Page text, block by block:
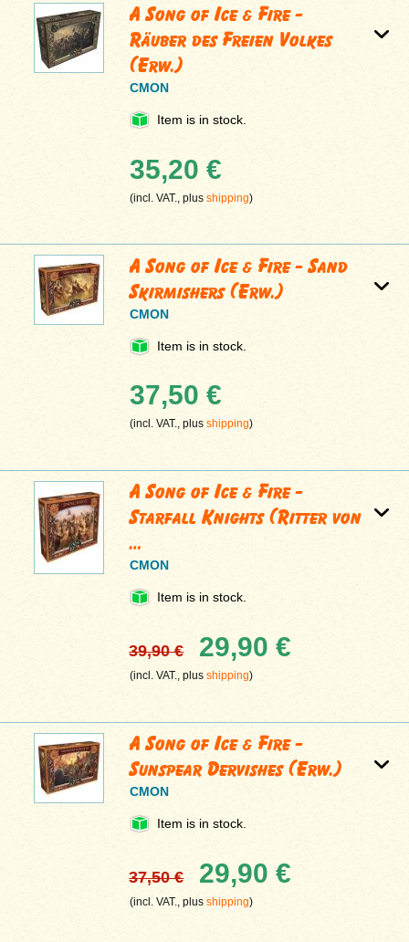
A Song of Ice & Fire -
Räuber des Freien Volkes
(Erw.)
CMON
Item is in stock.
35,20 €
(incl. VAT., plusshipping)
A Song of Ice & Fire - Sand
Skirmishers (Erw.)
CMON
Item is in stock.
37,50 €
(incl. VAT., plusshipping)
A Song of Ice & Fire -
Starfall Knights (Ritter von
…
CMON
Item is in stock.
39,90 € 29,90 €
(incl. VAT., plusshipping)
A Song of Ice & Fire -
Sunspear Dervishes (Erw.)
CMON
Item is in stock.
37,50 € 29,90 €
(incl. VAT., plusshipping)